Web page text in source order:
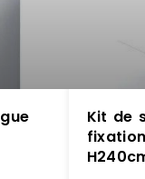
Kit de